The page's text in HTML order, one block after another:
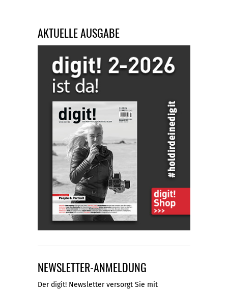
AKTUELLE AUSGABE
NEWSLETTER-ANMELDUNG
Der digit! Newsletter versorgt Sie mit